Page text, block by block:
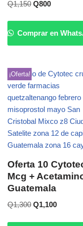
con
Q1,150 Q800
Comprar en
¡Oferta!
Oferta 10
Mcg +
Guatemala
Q1,300 Q1,100